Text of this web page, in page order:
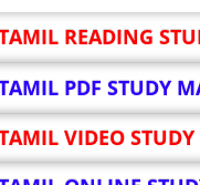
READING
PDF STUDY
VIDEO